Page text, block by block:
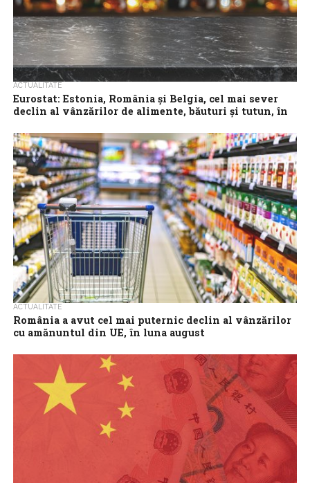
ACTUALITATE
Eurostat: Estonia, România și Belgia, cel mai sever
declin al vânzărilor de alimente, băuturi și tutun, în
Indicele volumului comerțului cu amănuntul pentru alimente,
băuturi și tutun a crescut cu 0,5% în Uniunea Europeană și cu 1%
în zona...
ACTUALITATE
România a avut cel mai puternic declin al vânzărilor
cu amănuntul din UE, în luna august
stabile în Uniunea Europeană în luna august, însă România a...